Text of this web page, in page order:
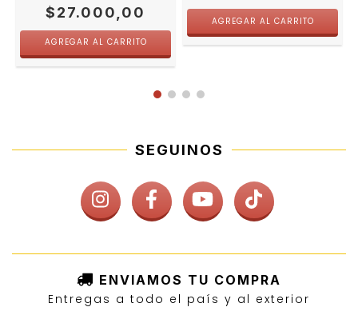
$27.000,00
SEGUINOS
ENVIAMOS TU COMPRA
Entregas a todo el país y al exterior